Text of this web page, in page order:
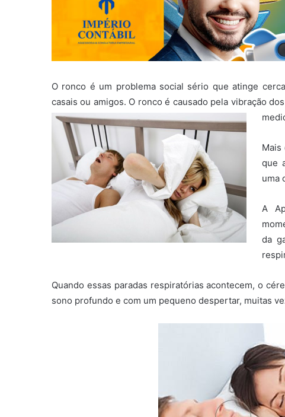
O ronco é um problema social sério que atinge
casais ou amigos. O ronco é causado pela vibração
Mais
que
uma
A
da
Quando essas paradas respiratórias acontecem, o
sono profundo e com um pequeno despertar, muitas